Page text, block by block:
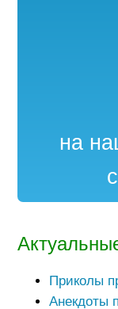
на
Приколы
Анекдоты